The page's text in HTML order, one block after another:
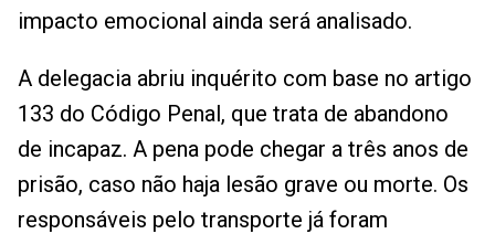
impacto emocional ainda será analisado.
A delegacia abriu inquérito com base no artigo
133 do Código Penal, que trata de abandono
de incapaz. A pena pode chegar a três anos de
prisão, caso não haja lesão grave ou morte. Os
responsáveis pelo transporte já foram